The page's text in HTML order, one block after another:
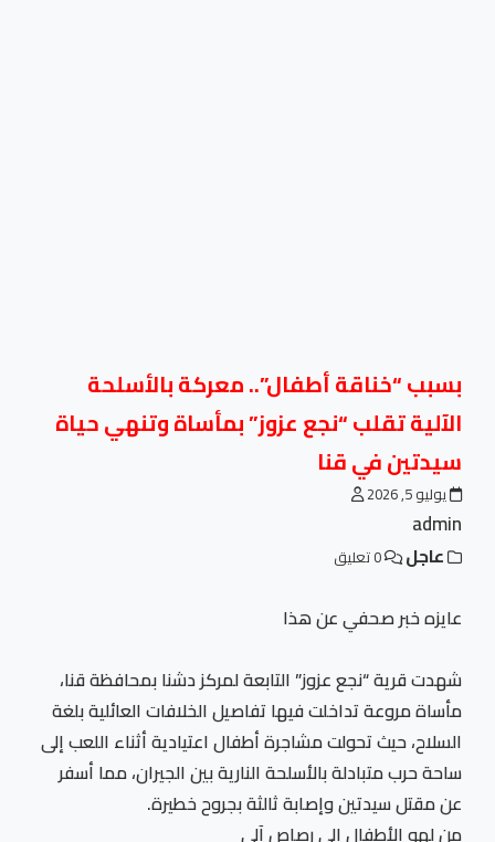
بسبب “خناقة أطفال”.. معركة بالأسلحة
الآلية تقلب “نجع عزوز” بمأساة وتنهي حياة
سيدتين في قنا
يوليو 5, 2026
admin
عاجل
عايزه خبر صحفي عن هذا
شهدت قرية “نجع عزوز” التابعة لمركز دشنا بمحافظة قنا،
مأساة مروعة تداخلت فيها تفاصيل الخلافات العائلية بلغة
السلاح، حيث تحولت مشاجرة أطفال اعتيادية أثناء اللعب إلى
ساحة حرب متبادلة بالأسلحة النارية بين الجيران، مما أسفر
عن مقتل سيدتين وإصابة ثالثة بجروح خطيرة.
من لهو الأطفال إلى رصاص آلي